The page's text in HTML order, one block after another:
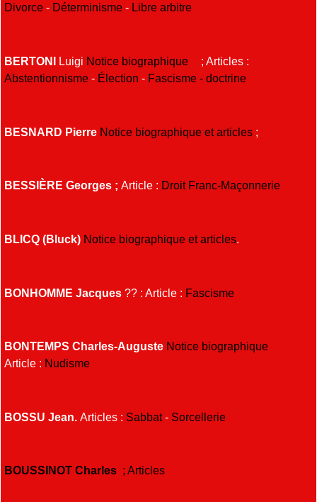
Divorce - Déterminisme - Libre arbitre
BERTONI Luigi Notice biographique
; Articles :
Abstentionnisme - Élection - Fascisme - doctrine
BESNARD Pierre Notice biographique et articles ;
BESSIÈRE Georges ; Article : Droit Franc-Maçonnerie
BLICQ (Bluck) Notice biographique et articles.
BONHOMME Jacques ?? : Article : Fascisme
BONTEMPS Charles-Auguste Notice biographique
Article : Nudisme
BOSSU Jean. Articles : Sabbat- Sorcellerie
BOUSSINOT Charles ; Articles